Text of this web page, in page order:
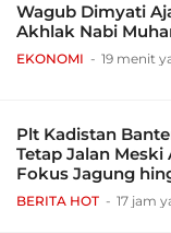
Wagub Dimyati
Akhlak Nabi
EKONOMI 19 menit
Plt Kadistan
Tetap Jalan Meski
Fokus Jagung
BERITA HOT 17 jam